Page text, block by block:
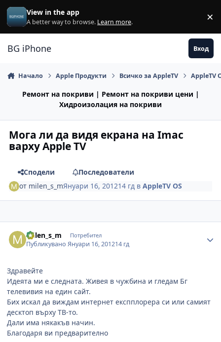
Премини към съдържанието
View in the app
A better way to browse. Learn more. ×
BG iPhone Вход
Начало Apple Продукти Всичко за AppleTV AppleTV
Ремонт на покриви | Ремонт на покриви цени |
Хидроизолация на покриви
Мога ли да видя екрана на Imac
варху Apple TV
Сподели
Последователи
от milen_s_mЯнуари 16, 201214 гд вAppleTV OS
milen_s_m Потребител
ПубликуваноЯнуари 16, 201214 гд
Здравейте
Идеята ми е следната. Живея в чужбина и гледам Бг
телевивия на един сайт.
Бих искал да виждам интернет експплорера си или самият
десктоп върху ТВ-то.
Дали има някакъв начин.
Благодаря ви предварително